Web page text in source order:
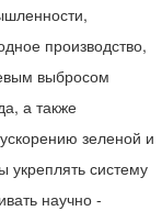
производство,
выбросом
а также
зеленой и
систему
научно -